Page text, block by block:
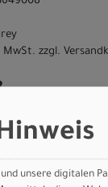
zzgl.
IN DEN
und unsere digitalen